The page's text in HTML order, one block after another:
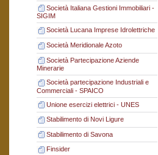
Società Italiana Gestioni Immobiliari -
SIGIM
Società Lucana Imprese Idrolettriche
Società Meridionale Azoto
Società Partecipazione Aziende
Minerarie
Società partecipazione Industriali e
Commerciali - SPAICO
Unione esercizi elettrici - UNES
Stabilimento di Novi Ligure
Stabilimento di Savona
Finsider